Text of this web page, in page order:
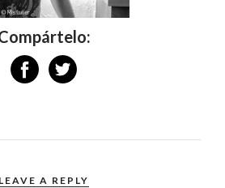
LEAVE A REPLY